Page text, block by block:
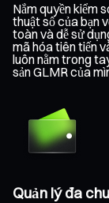
Nắm quyền kiểm
thuật số của bạn
toàn và dễ sử
mã hóa tiên tiến
luôn nằm trong
sản GLMR của
Quản lý đa